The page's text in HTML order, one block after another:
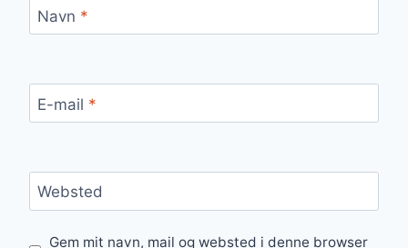
Navn *
E-mail *
Websted
Gem mit navn, mail og websted i denne browser